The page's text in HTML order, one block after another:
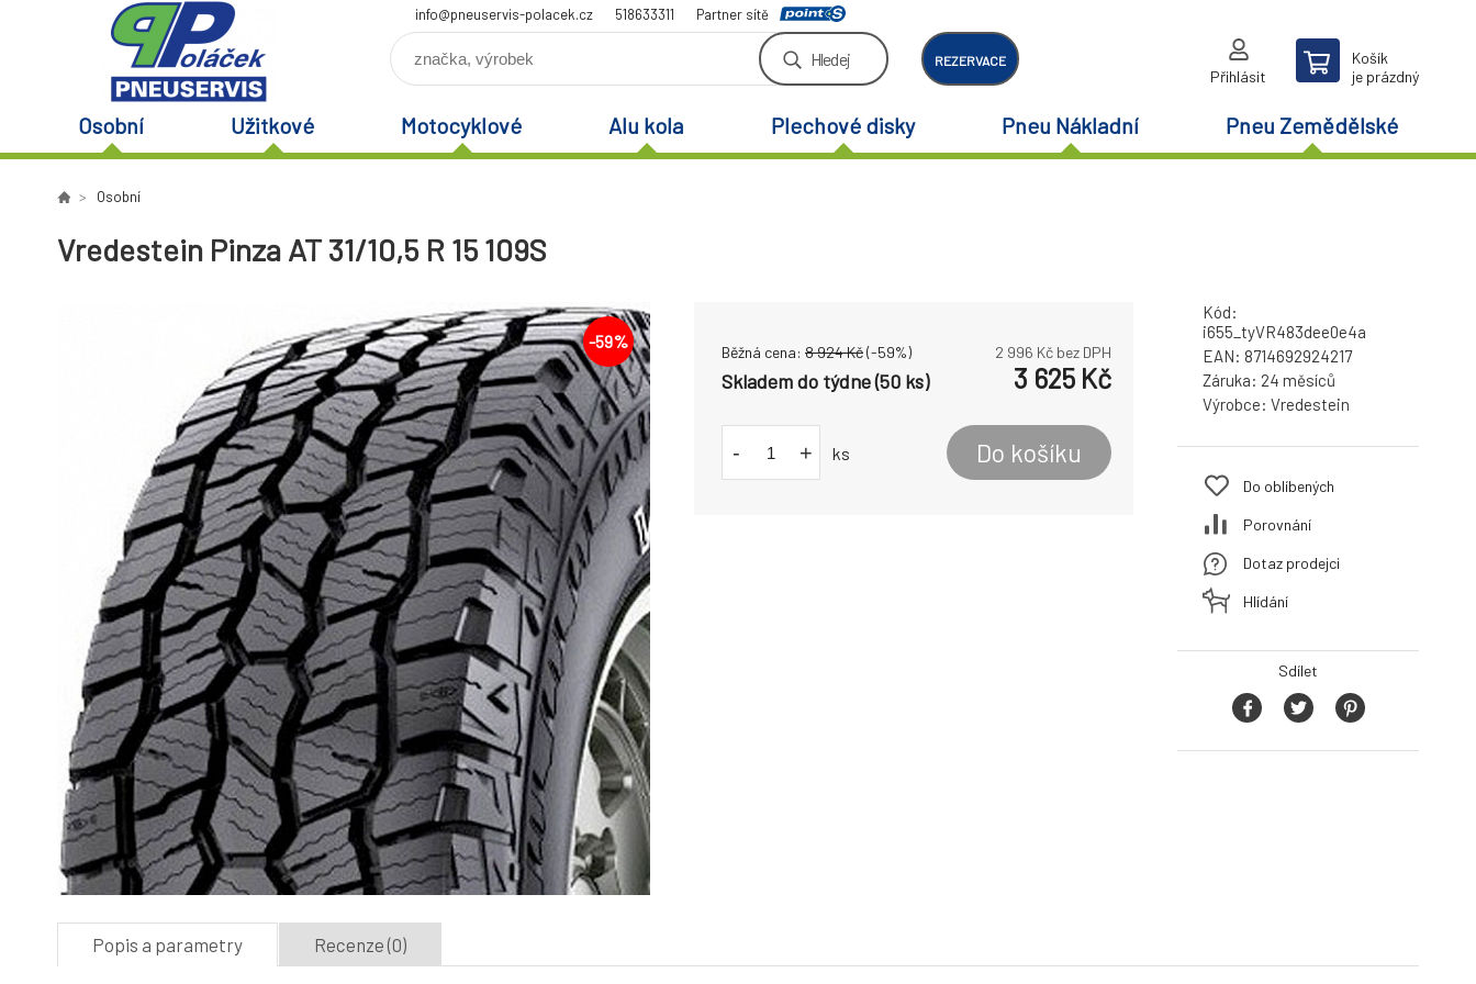
info@pneuservis-polacek.cz 518633311 Partner sítě
Hledej REZERVACE
Přihlásit
Košík
je prázdný
Osobní Užitkové Motocyklové Alu kola Plechové disky Pneu Nákladní Pneu Zemědělské
Osobní
Vredestein Pinza AT 31/10,5 R 15 109S
-59%
Běžná cena: 8 924Kč(-59%) 2 996 Kč bez DPH
Skladem do týdne (50 ks) 3 625 Kč
- + ks Do košíku
Kód:
i655_tyVR483dee0e4a
EAN: 8714692924217
Záruka: 24 měsíců
Výrobce: Vredestein
Do oblíbených
Porovnání
Dotaz prodejci
Hlídání
Sdílet
Popis a parametry Recenze (0)